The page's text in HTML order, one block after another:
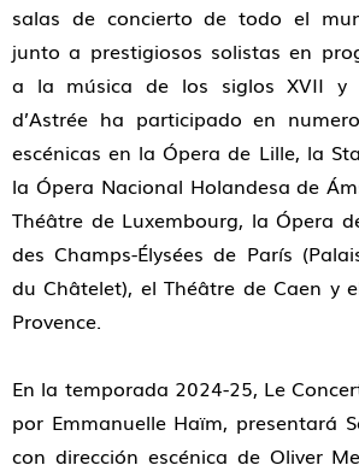
salas de concierto de todo el
junto a prestigiosos solistas en
a la música de los siglos XVII y
d’Astrée ha participado en
escénicas en la Ópera de Lille, la
la Ópera Nacional Holandesa de
Théâtre de Luxembourg, la Ópera
des Champs-Élysées de París
du Châtelet), el Théâtre de Caen y
Provence.
En la temporada 2024-25, Le
por Emmanuelle Haïm, presentará
con dirección escénica de Oliver